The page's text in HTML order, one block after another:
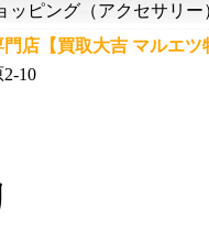
ピング（アクセサリー
店【買取大吉 マルエツ
10